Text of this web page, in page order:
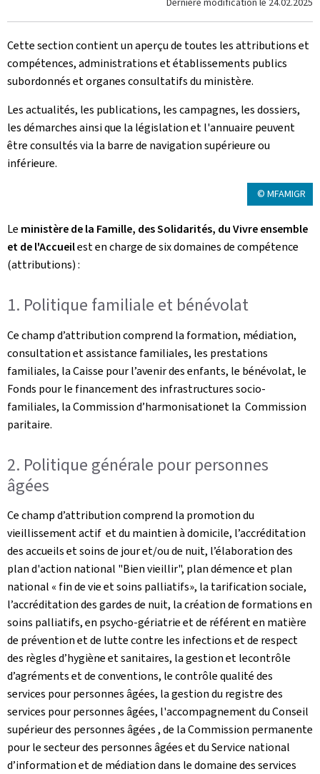
Cette section contient un aperçu de toutes les attributions et
compétences, administrations et établissements publics
subordonnés et organes consultatifs du ministère.
Les actualités, les publications, les campagnes, les dossiers,
les démarches ainsi que la législation et l'annuaire peuvent
être consultés via la barre de navigation supérieure ou
inférieure.
© MFAMIGR
Le ministère de la Famille, des Solidarités, du Vivre ensemble
et de l'Accueilest en charge de six domaines de compétence
(attributions) :
1. Politique familiale et bénévolat
Ce champ d’attribution comprend la formation, médiation,
consultation et assistance familiales, les prestations
familiales, la Caisse pour l’avenir des enfants, le bénévolat, le
Fonds pour le financement des infrastructures socio-
familiales, la Commission d’harmonisationet la Commission
paritaire.
2. Politique générale pour personnes
âgées
Ce champ d’attribution comprend la promotion du
vieillissement actif et du maintien à domicile, l’accréditation
des accueils et soins de jour et/ou de nuit, l’élaboration des
plan d'action national "Bien vieillir", plan démence et plan
national « fin de vie et soins palliatifs», la tarification sociale,
l’accréditation des gardes de nuit, la création de formations en
soins palliatifs, en psycho-gériatrie et de référent en matière
de prévention et de lutte contre les infections et de respect
des règles d’hygiène et sanitaires, la gestion et lecontrôle
d’agréments et de conventions, le contrôle qualité des
services pour personnes âgées, la gestion du registre des
services pour personnes âgées, l'accompagnement du Conseil
supérieur des personnes âgées , de la Commission permanente
pour le secteur des personnes âgées et du Service national
d’information et de médiation dans le domaine des services